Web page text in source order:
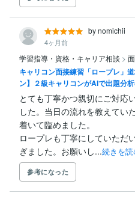
by nomichii
4ヶ月前
学習指導・資格・キャリア相談 >
キャリコン面接練習「ロープレ」
ン】２級キャリコンがAIで出題分
とても丁寧かつ親切にご対応
した。当日の流れを教えてい
着いて臨めました。
ロープレも丁寧にしていただ
ぎました。お願いし...続きを
参考になった